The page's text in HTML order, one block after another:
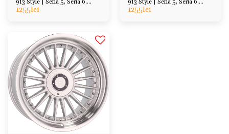
913 Style | Seria 5, Seria 6,
Seria 7, etc
1255lei
913 Style | Seria 5, Seria 6,
Seria 7, etc
1255lei